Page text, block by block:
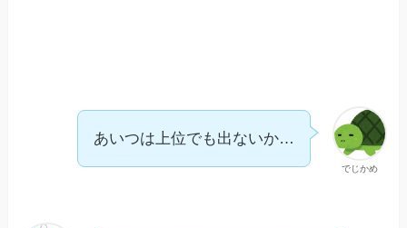
でじかめ
あいつは上位でも出ないか…